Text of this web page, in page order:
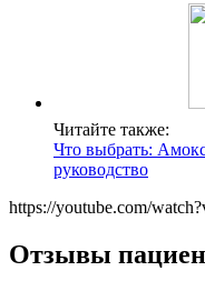
Читайте также:
Что выбрать:
руководство
https://youtube.com/
Отзывы